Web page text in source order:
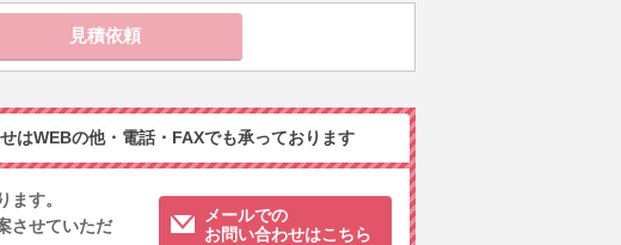
はWEBの他・電話・FAXでも承っております
す。
させていただ
メールでの
お問い合わせはこちら